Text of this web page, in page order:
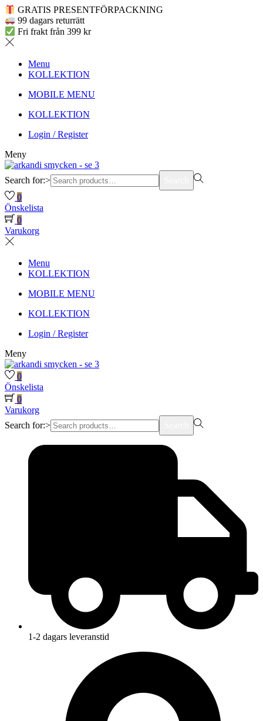
GRATIS PRESENTFÖRPACKNING
99 dagars returrätt
Fri frakt från 399 kr
Menu
KOLLEKTION
MOBILE MENU
KOLLEKTION
Login / Register
Meny
Search for:>
0
Önskelista
0
Varukorg
Menu
KOLLEKTION
MOBILE MENU
KOLLEKTION
Login / Register
Meny
0
Önskelista
0
Varukorg
Search for:>
1-2 dagars leveranstid